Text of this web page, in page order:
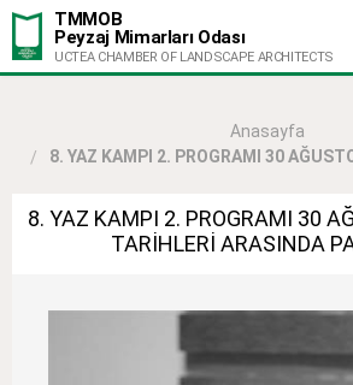
TMMOB
Peyzaj Mimarları Odası
UCTEA CHAMBER OF LANDSCAPE ARCHITECTS
Anasayfa
8. YAZ KAMPI 2. PROGRAMI 30
8. YAZ KAMPI 2. PROGRAMI 30
TARİHLERİ ARASINDA